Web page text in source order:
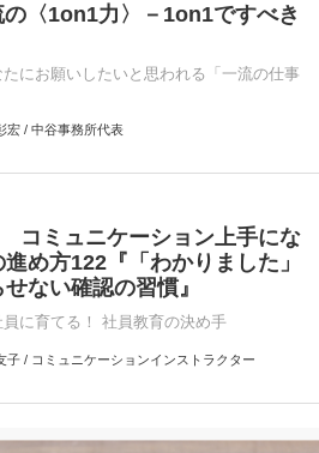
〈1on1力〉－1on1ですべき
たにお願いしたいと思われる「一流の仕事
宏 / 中谷事務所代表
コミュニケーション上手にな
め方122『「わかりました」
ない確認の習慣』
員に育てる！ 社員教育の決め手
子 / コミュニケーションインストラクター